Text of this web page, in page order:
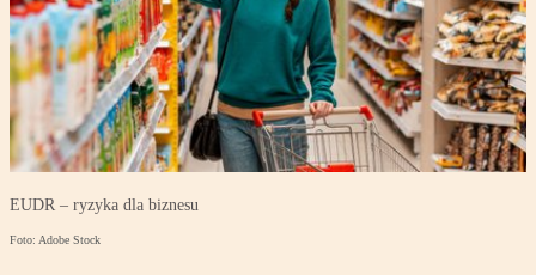
EUDR – ryzyka dla biznesu
Foto: Adobe Stock